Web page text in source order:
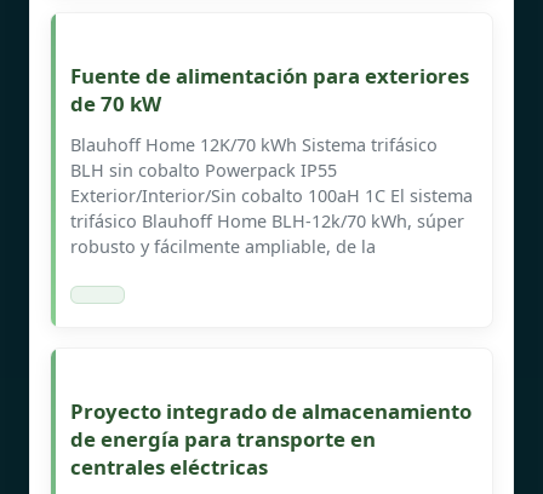
Fuente de alimentación para exteriores
de 70 kW
Blauhoff Home 12K/70 kWh Sistema trifásico
BLH sin cobalto Powerpack IP55
Exterior/Interior/Sin cobalto 100aH 1C El sistema
trifásico Blauhoff Home BLH-12k/70 kWh, súper
robusto y fácilmente ampliable, de la
Proyecto integrado de almacenamiento
de energía para transporte en
centrales eléctricas